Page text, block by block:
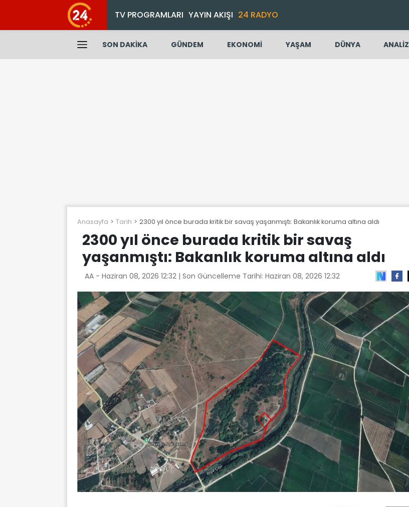
TV PROGRAMLARI YAYIN AKIŞI 24 RADYO
SON DAKİKA GÜNDEM EKONOMİ YAŞAM DÜNYA ANALİZ
Anasayfa Tarih 2300 yıl önce burada kritik bir savaş yaşanmıştı: Bakanlık koruma altına aldı
2300 yıl önce burada kritik bir savaş
yaşanmıştı: Bakanlık koruma altına aldı
AA - Haziran 08, 2026 12:32 | Son Güncelleme Tarihi: Haziran 08, 2026 12:32